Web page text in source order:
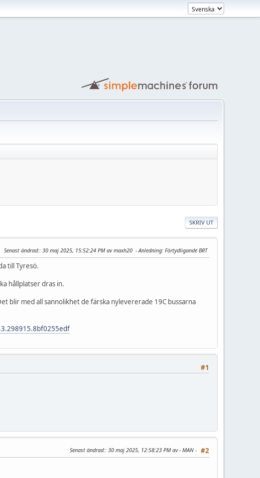
SKRIV UT
Senast ändrad:: 30 maj 2025, 15:52:24 PM av maxh20 Anledning: Förtydligande BRT
till Tyresö.
hållplatser dras in.
blir med all sannolikhet de färska nylevererade 19C bussarna
#1
#2
Senast ändrad:: 30 maj 2025, 12:58:23 PM av - MAN -